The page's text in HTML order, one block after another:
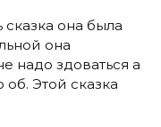
она была
она
надо здоваться а
Этой сказка